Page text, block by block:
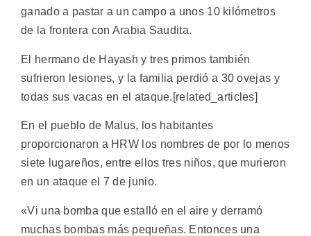
ganado a pastar a un campo a unos 10 kilómetros
de la frontera con Arabia Saudita.
El hermano de Hayash y tres primos también
sufrieron lesiones, y la familia perdió a 30 ovejas y
todas sus vacas en el ataque.[related_articles]
En el pueblo de Malus, los habitantes
proporcionaron a HRW los nombres de por lo menos
siete lugareños, entre ellos tres niños, que murieron
en un ataque el 7 de junio.
«Vi una bomba que estalló en el aire y derramó
muchas bombas más pequeñas. Entonces una